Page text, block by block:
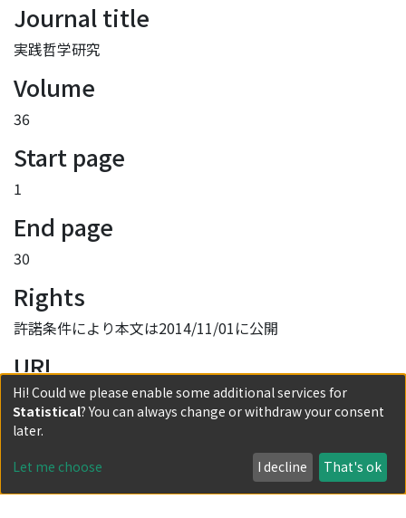
Journal title
実践哲学研究
Volume
36
Start page
1
End page
30
Rights
許諾条件により本文は2014/11/01に公開
URI
http://hdl.handle.net/2433/190984
Collections
第36号
Hi! Could we please enable some additional services for
Statistical? You can always change or withdraw your consent
later.
Let me choose I decline That's ok